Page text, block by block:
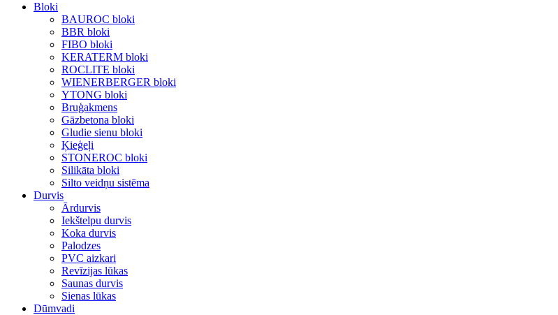
Bloki
BAUROC bloki
BBR bloki
FIBO bloki
KERATERM bloki
ROCLITE bloki
WIENERBERGER bloki
YTONG bloki
Bruģakmens
Gāzbetona bloki
Gludie sienu bloki
Ķieģeļi
STONEROC bloki
Silikāta bloki
Silto veidņu sistēma
Durvis
Ārdurvis
Iekštelpu durvis
Koka durvis
Palodzes
PVC aizkari
Revīzijas lūkas
Saunas durvis
Sienas lūkas
Dūmvadi